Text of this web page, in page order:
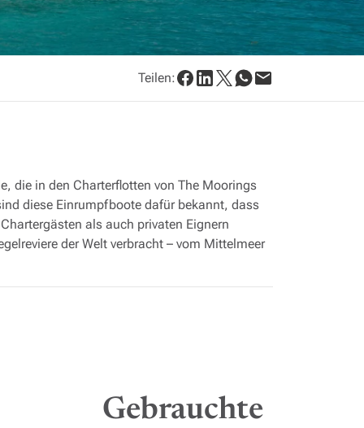
Teilen:
die in den Charterflotten von The Moorings
diese Einrumpfboote dafür bekannt, dass
als auch privaten Eignern
der Welt verbracht – vom Mittelmeer
Ansatz trägt dazu bei, dass wichtige
Gebrauchte